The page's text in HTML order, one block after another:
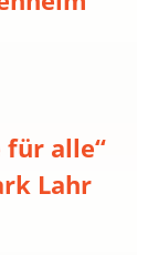
alle“
Lahr